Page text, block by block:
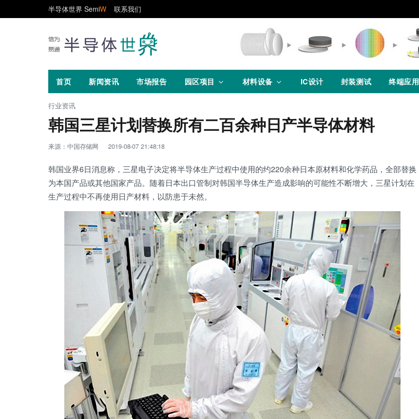
半导体世界 SemiW 联系我们
首页 新闻资讯 市场报告 园区项目 材料设备 IC设计 封装测试 终端应用
行业资讯
韩国三星计划替换所有二百余种日产半导体材料
来源：中国存储网 2019-08-07 21:48:18
韩国业界6日消息称，三星电子决定将半导体生产过程中使用的约220余种日本原材料和化学药品，全部替换
为本国产品或其他国家产品。随着日本出口管制对韩国半导体生产造成影响的可能性不断增大，三星计划在
生产过程中不再使用日产材料，以防患于未然。